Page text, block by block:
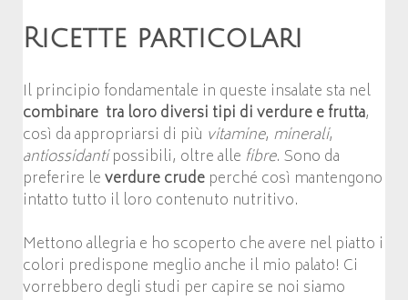
Ricette particolari
Il principio fondamentale in queste insalate sta nel
combinare tra loro diversi tipi di verdure e frutta,
così da appropriarsi di più vitamine, minerali,
antiossidantipossibili, oltre alle fibre. Sono da
preferire leverdure crude perché così mantengono
intatto tutto il loro contenuto nutritivo.
Mettono allegria e ho scoperto che avere nel piatto i
colori predispone meglio anche il mio palato! Ci
vorrebbero degli studi per capire se noi siamo